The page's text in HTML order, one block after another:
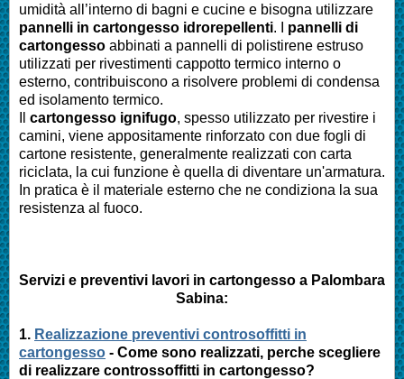
umidità all’interno di bagni e cucine e bisogna utilizzare
pannelli in cartongesso idrorepellenti. I pannelli di
cartongesso abbinati a pannelli di polistirene estruso
utilizzati per rivestimenti cappotto termico interno o
esterno, contribuiscono a risolvere problemi di condensa
ed isolamento termico.
cartongesso ignifugo, spesso utilizzato per rivestire i
camini, viene appositamente rinforzato con due fogli di
cartone resistente, generalmente realizzati con carta
riciclata, la cui funzione è quella di diventare un'armatura.
In pratica è il materiale esterno che ne condiziona la sua
resistenza al fuoco.
Servizi e preventivi lavori in cartongesso a Palombara
Sabina:
1. Realizzazione preventivi controsoffitti in
cartongesso - Come sono realizzati, perche scegliere
di realizzare controssoffitti in cartongesso?